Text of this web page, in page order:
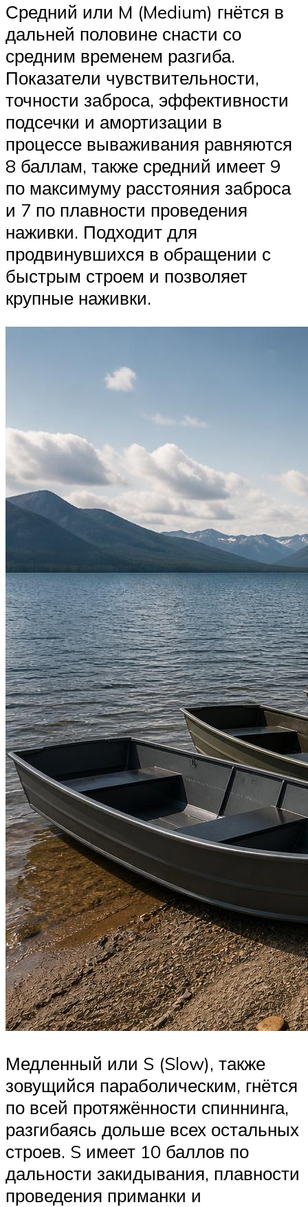
Средний или M (Medium) гнётся в
дальней половине снасти со
средним временем разгиба.
Показатели чувствительности,
точности заброса, эффективности
подсечки и амортизации в
процессе вываживания равняются
8 баллам, также средний имеет 9
по максимуму расстояния заброса
и 7 по плавности проведения
наживки. Подходит для
продвинувшихся в обращении с
быстрым строем и позволяет
крупные наживки.
Медленный или S (Slow), также
зовущийся параболическим, гнётся
по всей протяжённости спиннинга,
разгибаясь дольше всех остальных
строев. S имеет 10 баллов по
дальности закидывания, плавности
проведения приманки и